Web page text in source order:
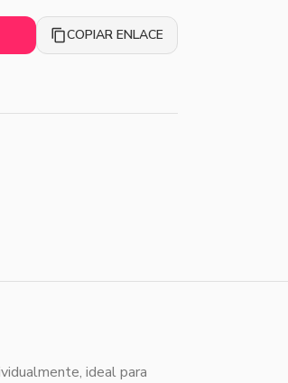
COPIAR ENLACE
ideal para